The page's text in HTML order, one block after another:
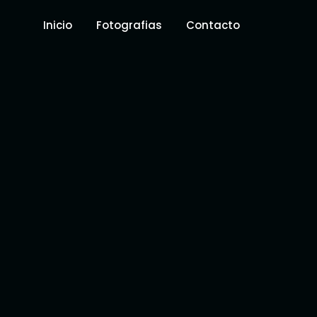
Inicio Fotografias Contacto